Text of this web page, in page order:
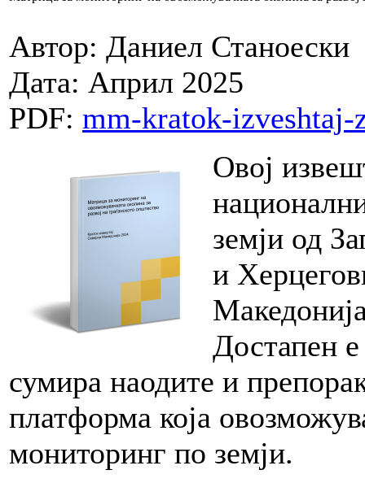
Автор: Даниел Станоески
Дата: Април 2025
PDF: mm-kratok-izveshtaj-
Овој
земји од
и
Достапен е
сумира наодите и
платформа која
мониторинг по земји.